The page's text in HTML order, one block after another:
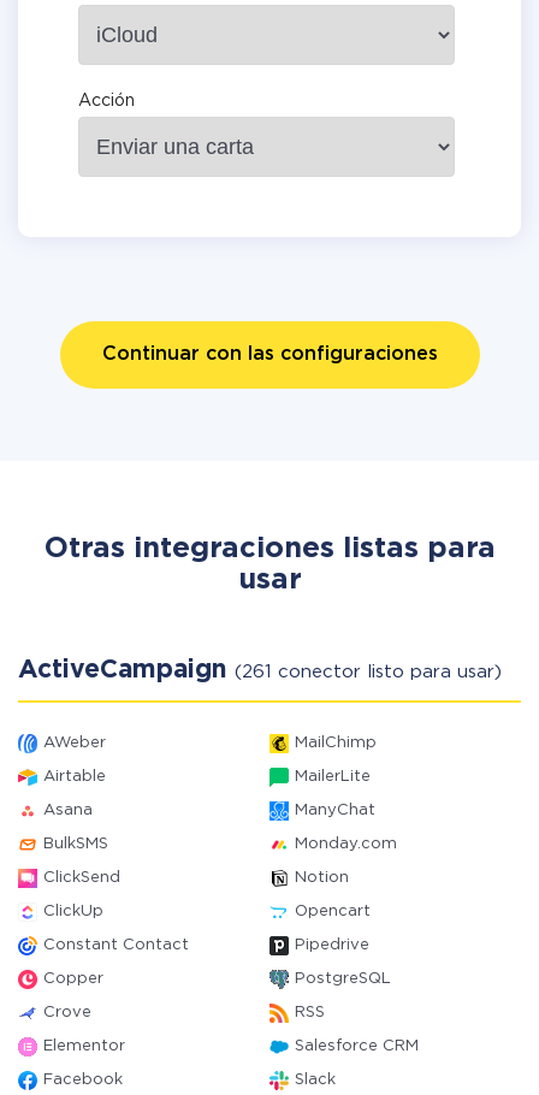
Acción
Continuar con las configuraciones
Otras integraciones listas para
usar
ActiveCampaign (261 conector listo para usar)
AWeber MailChimp
Airtable MailerLite
Asana ManyChat
BulkSMS Monday.com
ClickSend Notion
ClickUp Opencart
Constant Contact Pipedrive
Copper PostgreSQL
Crove RSS
Elementor Salesforce CRM
Facebook Slack